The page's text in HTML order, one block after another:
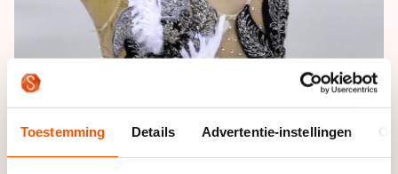
Toestemming Details Advertentie-instellingen
programma met een mooie drievoudige rittberger, een
combinatie van een drievoudige lutz met een dubbele